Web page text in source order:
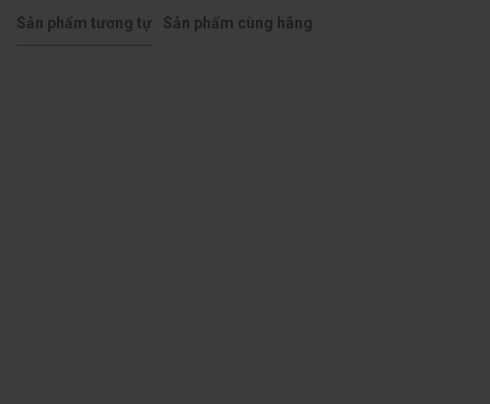
Sản phẩm tương tự Sản phẩm cùng hãng